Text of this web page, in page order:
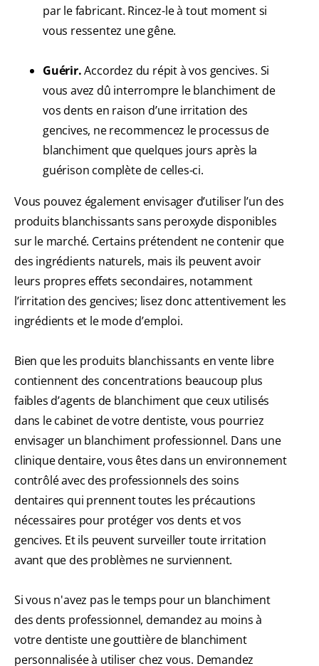
par le fabricant. Rincez-le à tout moment si
vous ressentez une gêne.
Guérir.Accordez du répit à vos gencives. Si
vous avez dû interrompre le blanchiment de
vos dents en raison d’une irritation des
gencives, ne recommencez le processus de
blanchiment que quelques jours après la
guérison complète de celles-ci.
Vous pouvez également envisager d’utiliser l’un des
produits blanchissants sans peroxyde disponibles
sur le marché. Certains prétendent ne contenir que
des ingrédients naturels, mais ils peuvent avoir
leurs propres effets secondaires, notamment
l’irritation des gencives; lisez donc attentivement les
ingrédients et le mode d’emploi.
Bien que les produits blanchissants en vente libre
contiennent des concentrations beaucoup plus
faibles d’agents de blanchiment que ceux utilisés
dans le cabinet de votre dentiste, vous pourriez
envisager un blanchiment professionnel. Dans une
clinique dentaire, vous êtes dans un environnement
contrôlé avec des professionnels des soins
dentaires qui prennent toutes les précautions
nécessaires pour protéger vos dents et vos
gencives. Et ils peuvent surveiller toute irritation
avant que des problèmes ne surviennent.
Si vous n'avez pas le temps pour un blanchiment
des dents professionnel, demandez au moins à
votre dentiste une gouttière de blanchiment
personnalisée à utiliser chez vous. Demandez